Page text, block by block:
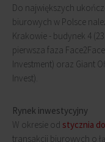
Do największych
biurowych w Polsce
Krakowie - budynek 4
pierwsza faza
Investment) oraz Giant
Invest).
Rynek inwestycyjny
W okresie od stycznia
transakcji biurowych o